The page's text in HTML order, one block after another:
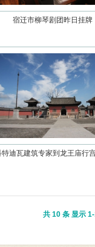
宿迁市柳琴剧团昨日挂牌
特迪瓦建筑专家到龙王庙行
共 10条 显示